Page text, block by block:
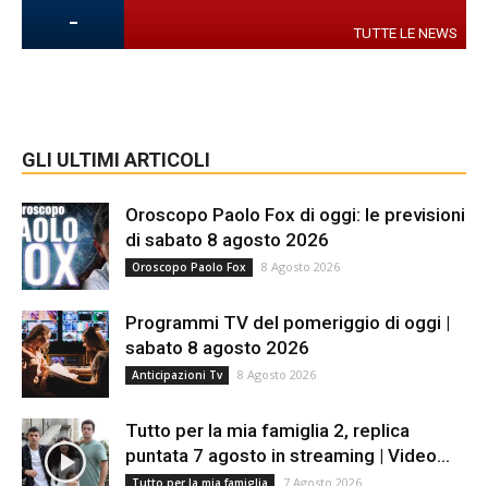
- TUTTE LE NEWS
GLI ULTIMI ARTICOLI
Oroscopo Paolo Fox di oggi: le previsioni
di sabato 8 agosto 2026
Oroscopo Paolo Fox 8 Agosto 2026
Programmi TV del pomeriggio di oggi |
sabato 8 agosto 2026
Anticipazioni Tv 8 Agosto 2026
Tutto per la mia famiglia 2, replica
puntata 7 agosto in streaming | Video...
7 Agosto 2026